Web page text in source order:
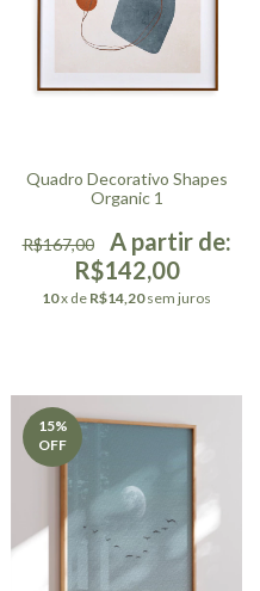
Quadro Decorativo Shapes
Organic 1
R$167,00
R$142,00
10x de R$14,20 sem juros
15%
OFF